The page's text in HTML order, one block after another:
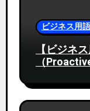
ビジネス用語
【ビジネ
（